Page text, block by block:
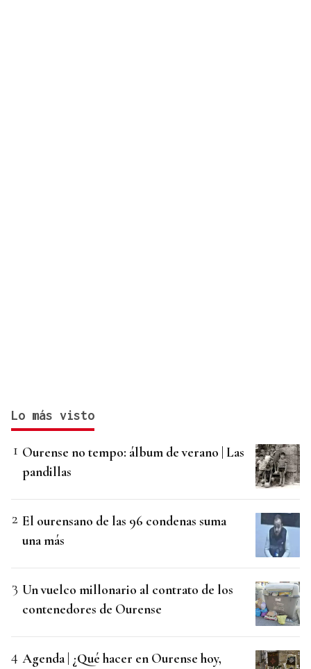
Lo más visto
Ourense no tempo: álbum de verano | Las
pandillas
El ourensano de las 96 condenas suma
una más
Un vuelco millonario al contrato de los
contenedores de Ourense
Agenda | ¿Qué hacer en Ourense hoy,